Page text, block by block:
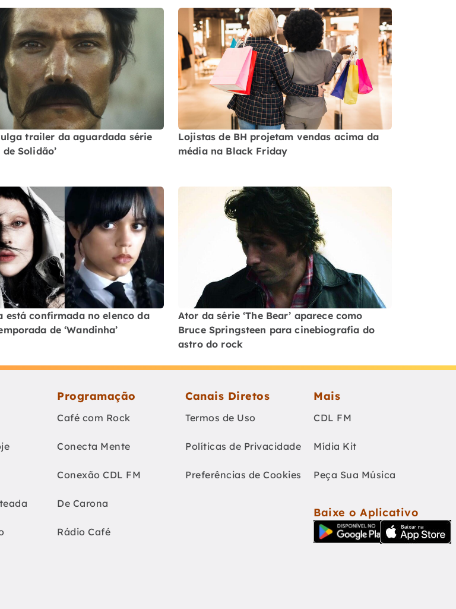
trailer da aguardada série
de Solidão’
Lojistas de BH projetam vendas acima da
média na Black Friday
está confirmada no elenco da
de ‘Wandinha’
Ator da série ‘The Bear’ aparece como
Bruce Springsteen para cinebiografia do
astro do rock
Programação
Café com Rock
Conecta Mente
Conexão CDL FM
De Carona
Rádio Café
Canais Diretos
Termos de Uso
Políticas de Privacidade
Preferências de Cookies
Mais
CDL FM
Mídia Kit
Peça Sua Música
Baixe o Aplicativo